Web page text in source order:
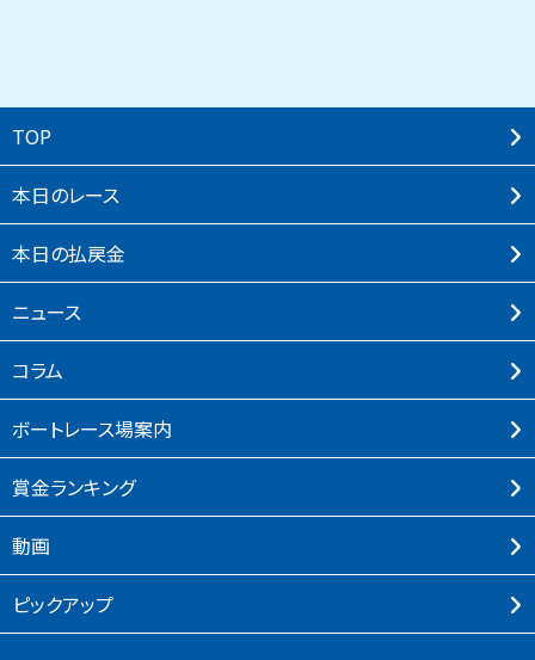
TOP
本⽇のレース
本⽇の払戻⾦
ニュース
コラム
ボートレース場案内
賞⾦ランキング
動画
ピックアップ